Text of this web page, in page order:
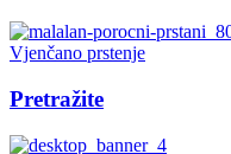
Vjenčano prstenje
Pretražite